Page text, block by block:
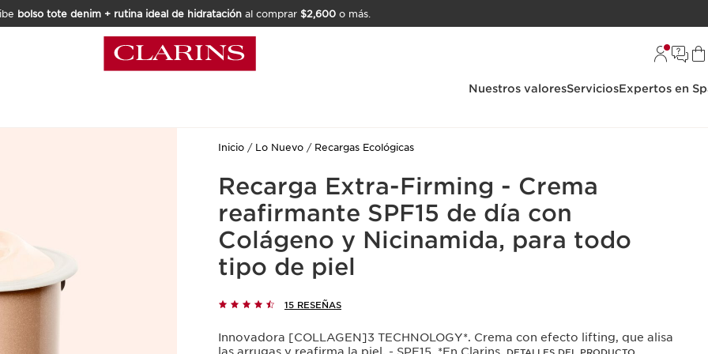
bolso tote denim + rutina ideal de hidratación al comprar $2,600 o más.
Nuestros valoresServiciosExpertos en
Inicio Lo Nuevo Recargas Ecológicas
Recarga Extra-Firming - Crema
reafirmante SPF15 de día con
Colágeno y Nicinamida, para todo
tipo de piel
15 RESEÑAS
Innovadora [COLLAGEN]3 TECHNOLOGY*. Crema con efecto lifting, que alisa